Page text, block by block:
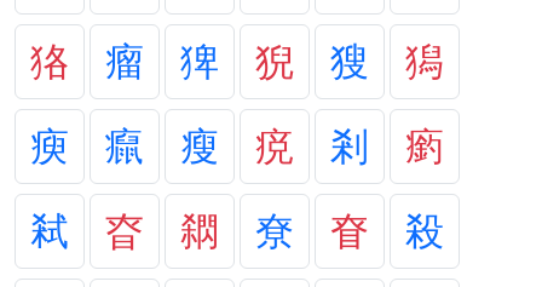
狢
瘤 猈 猊 獀
獡
瘐
癙 瘦 痥 剎
瘹
弒
昚 閷 尞 眘
殺